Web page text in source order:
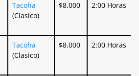
Tacoha
(Clasico)
$8.000 2:00 Horas
Tacoha
(Clasico)
$8.000 2:00 Horas